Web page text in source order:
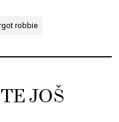
robbie
JOŠ